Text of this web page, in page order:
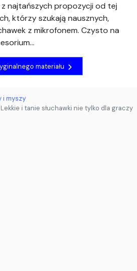
najtańszych propozycji od tej
którzy szukają nausznych,
z mikrofonem. Czysto na
materiału
i myszy
i tanie słuchawki nie tylko dla graczy